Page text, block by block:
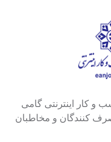
کار اینترنتی گامی
کنندگان و مخاطبان